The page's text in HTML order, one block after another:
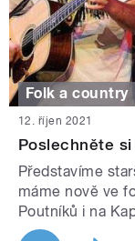
Folk a country
12. říjen 2021
Poslechněte
Představíme
máme nově ve
Poutníků i na